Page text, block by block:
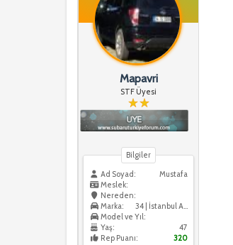
Mapavri
STF Üyesi
Bilgiler
Ad Soyad:
Mustafa
Meslek:
Nereden:
34 | İstanbul Anadolu
Marka:
Model ve Yıl:
Yaş:
47
Rep Puanı:
320